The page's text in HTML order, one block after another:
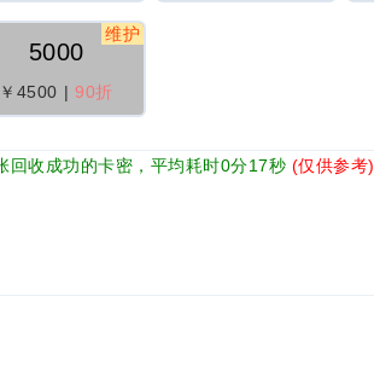
5000
￥4500 | 90折
维护
回收成功的卡密，平均耗时0分17秒 (仅供参考)